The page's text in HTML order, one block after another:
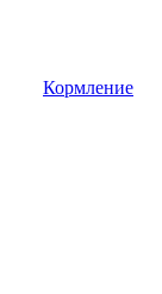
Кормление